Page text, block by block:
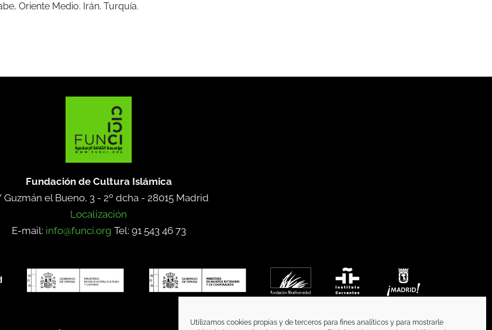
Utilizamos cookies propias y de terceros para fines analíticos y para mostrarle
Oriente Medio. Irán. Turquía.
Fundación de Cultura Islámica
el Bueno, 3 - 2º dcha - 28015 Madrid
Localización
E-mail: info@funci.org Tel: 91 543 46 73